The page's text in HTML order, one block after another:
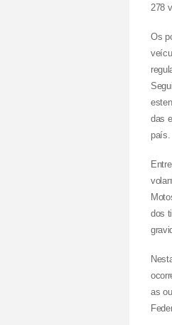
278
Os
das
país.
dos
as